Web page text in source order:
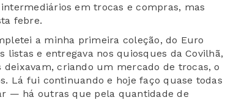
em trocas e compras, mas
febre.
a minha primeira coleção, do Euro
listas e entregava nos quiosques da Covilhã,
criando um mercado de trocas, o
Lá fui continuando e hoje faço quase todas
— há outras que pela quantidade de